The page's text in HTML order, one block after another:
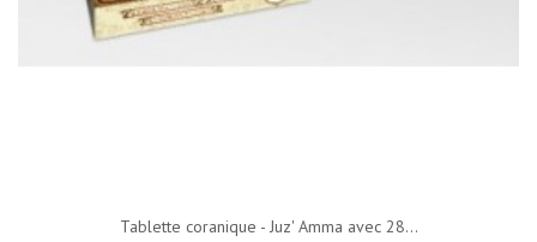
Tablette coranique - Juz' Amma avec 28...